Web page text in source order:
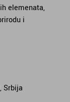
elemenata,
i
Srbija